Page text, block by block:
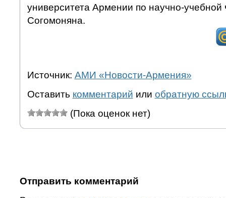
университета Армении по научно-учебной
Согомоняна.
Источник: АМИ «Новости-Армения»
Оставить комментарий или обратную
(Пока оценок нет)
Отправить комментарий